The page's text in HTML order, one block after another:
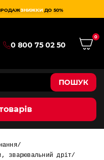
ЗНИЖКИ ДО 50%
0 800 75 02 50
0
ПОШУК
зварювальний дріт